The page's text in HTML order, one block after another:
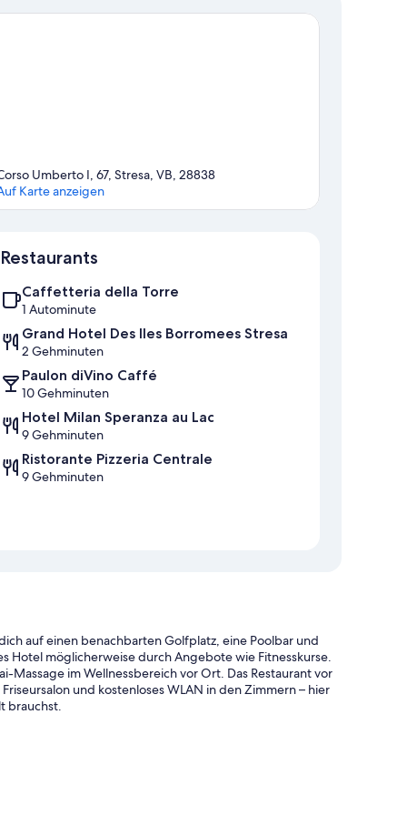
Umberto I, 67, Stresa, VB, 28838
Karte anzeigen
Restaurants
Caffetteria della Torre
1 Autominute
Grand Hotel Des Iles Borromees Stresa
2 Gehminuten
Paulon diVino Caffé
10 Gehminuten
Hotel Milan Speranza au Lac
9 Gehminuten
Ristorante Pizzeria Centrale
9 Gehminuten
auf einen benachbarten Golfplatz, eine Poolbar und
Hotel möglicherweise durch Angebote wie Fitnesskurse.
im Wellnessbereich vor Ort. Das Restaurant vor
und kostenloses WLAN in den Zimmern – hier
brauchst.